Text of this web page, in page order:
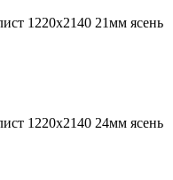
1220х2140 21мм ясень
1220х2140 24мм ясень